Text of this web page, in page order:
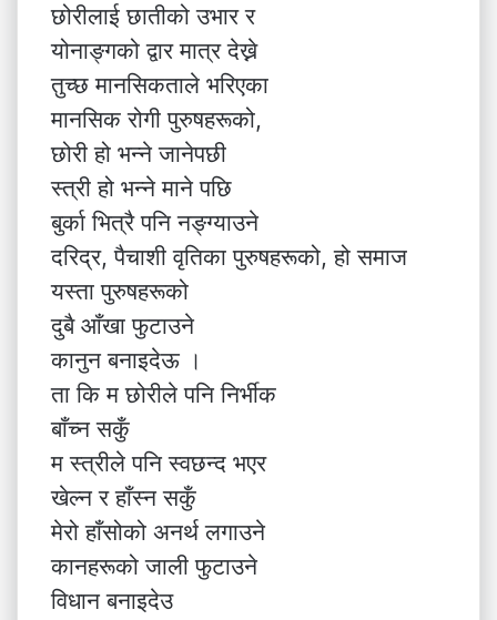
छोरीलाई छातीको उभार र
योनाङ्गको द्वार मात्र देख्ने
तुच्छ मानसिकताले भरिएका
मानसिक रोगी पुरुषहरूको,
छोरी हो भन्ने जानेपछी
स्त्री हो भन्ने माने पछि
बुर्का भित्रै पनि नङ्ग्याउने
दरिद्र, पैचाशी वृतिका पुरुषहरूको, हो समाज
यस्ता पुरुषहरूको
दुबै आँखा फुटाउने
कानुन बनाइदेऊ ।
ता कि म छोरीले पनि निर्भीक
बाँच्न सकुँ
म स्त्रीले पनि स्वछन्द भएर
खेल्न र हाँस्न सकुँ
मेरो हाँसोको अनर्थ लगाउने
कानहरूको जाली फुटाउने
विधान बनाइदेउ